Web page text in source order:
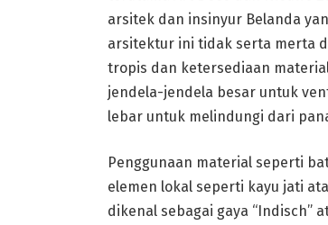
arsitek dan insinyur Belanda
arsitektur ini tidak serta merta
tropis dan ketersediaan
jendela-jendela besar untuk
lebar untuk melindungi dari
Penggunaan material seperti
elemen lokal seperti kayu jati
dikenal sebagai gaya “Indisch”